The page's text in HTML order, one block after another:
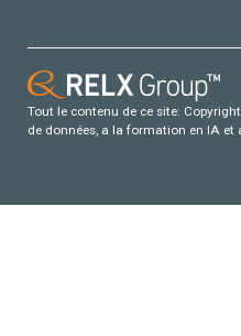
Tout le contenu de ce site:
de données, a la formation en IA